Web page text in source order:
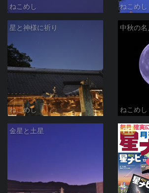
ねこめし ねこめし
星と神様に祈り
ねこめし
中秋の名
ねこめし
金星と土星 PR